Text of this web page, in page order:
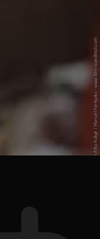
© IDM Südtirol-Alto Adige / Manuel Ferrigato - www.idm-suedtirol.com